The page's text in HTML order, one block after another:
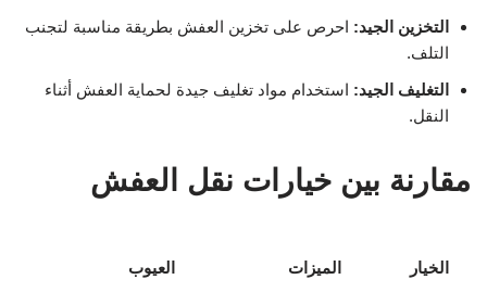
التخزين الجيد: احرص على تخزين العفش بطريقة مناسبة لتجنب
التلف.
التغليف الجيد: استخدام مواد تغليف جيدة لحماية العفش أثناء
النقل.
مقارنة بين خيارات نقل العفش
الخيار الميزات العيوب